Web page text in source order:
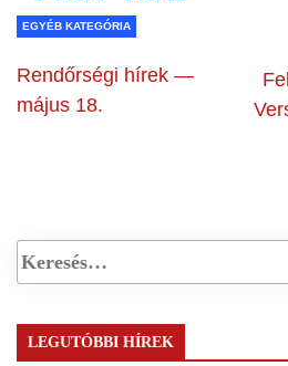
EGYÉB KATEGÓRIA
Rendőrségi hírek —
május 18.
LEGUTÓBBI HÍREK